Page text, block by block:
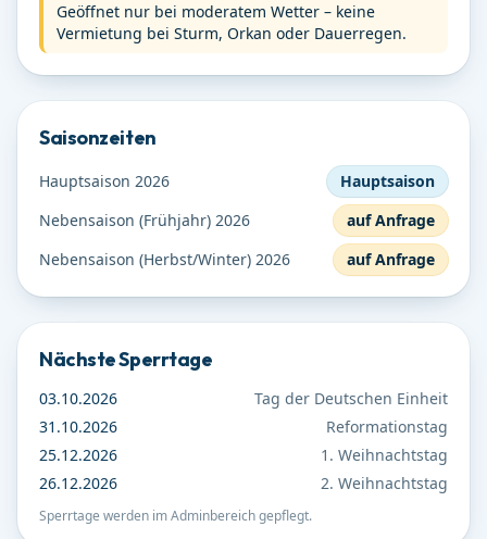
Geöffnet nur bei moderatem Wetter – keine
Vermietung bei Sturm, Orkan oder Dauerregen.
Saisonzeiten
Hauptsaison 2026
Hauptsaison
Nebensaison (Frühjahr) 2026
auf Anfrage
Nebensaison (Herbst/Winter) 2026
auf Anfrage
Nächste Sperrtage
03.10.2026
Tag der Deutschen Einheit
31.10.2026
Reformationstag
25.12.2026
1. Weihnachtstag
26.12.2026
2. Weihnachtstag
Sperrtage werden im Adminbereich gepflegt.